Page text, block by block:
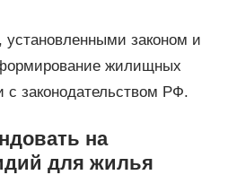
законом и
жилищных
с законодательством РФ.
на
для жилья